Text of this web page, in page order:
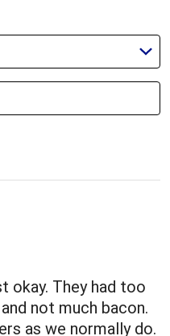
okay. They had too
not much bacon.
as we normally do.